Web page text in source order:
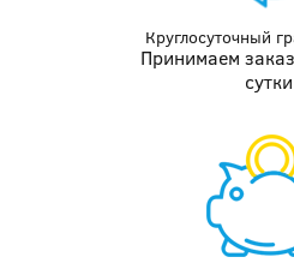
Круглосуточный
Принимаем
сутки